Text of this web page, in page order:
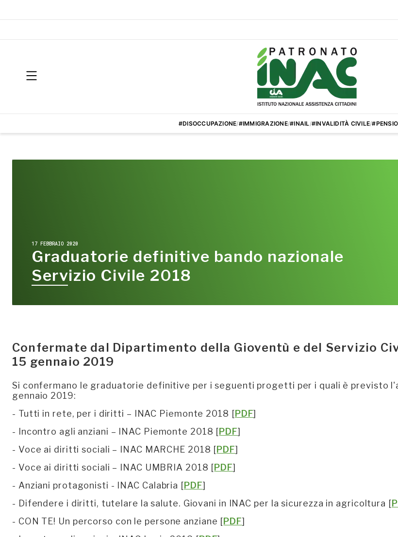
#DISOCCUPAZIONE/#IMMIGRAZIONE/#INAIL/#INVALIDITÀ CIVILE/
17 FEBBRAIO 2020
Graduatorie definitive bando nazionale
Servizio Civile 2018
Confermate dal Dipartimento della Gioventù e del Servizio
15 gennaio 2019
Si confermano le graduatorie definitive per i seguenti progetti per i quali è previsto
gennaio 2019:
- Tutti in rete, per i diritti – INAC Piemonte 2018 [PDF]
- Incontro agli anziani – INAC Piemonte 2018 [PDF]
- Voce ai diritti sociali – INAC MARCHE 2018 [PDF]
- Voce ai diritti sociali – INAC UMBRIA 2018 [PDF]
- Anziani protagonisti - INAC Calabria [PDF]
- Difendere i diritti, tutelare la salute. Giovani in INAC per la sicurezza in agricoltura [
- CON TE! Un percorso con le persone anziane [PDF]